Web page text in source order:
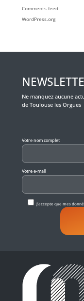
Comments feed
WordPress.org
Ne manquez aucune
de Toulouse les Orgues
Votre nom complet
Votre e-mail
J'accepte que mes